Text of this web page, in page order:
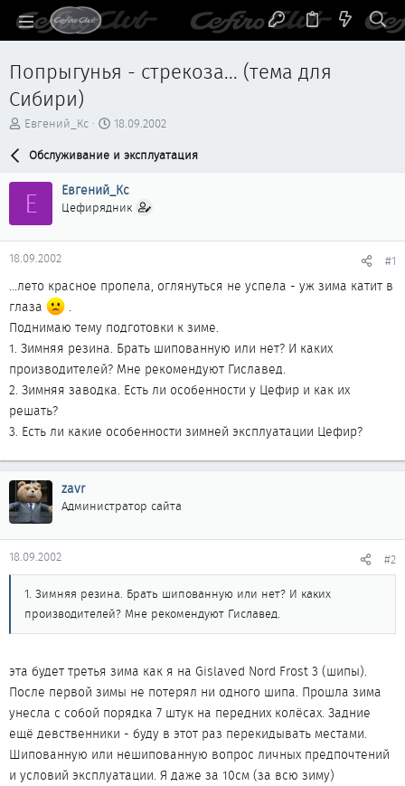
Попрыгунья - стрекоза... (тема для
Сибири)
А
р
м
ы
Евгений_Кс
Д
т
н
а
а
18.09.2002
Обслуживание и эксплуатация
Е Евгений_Кс
Цефирядник
18.09.2002 #1
...лето красное пропела, оглянуться не успела - уж зима катит в
глаза
.
Поднимаю тему подготовки к зиме.
1. Зимняя резина. Брать шипованную или нет? И каких
производителей? Мне рекомендуют Гиславед.
2. Зимняя заводка. Есть ли особенности у Цефир и как их
решать?
3. Есть ли какие особенности зимней эксплуатации Цефир?
zavr
Администратор сайта
18.09.2002 #2
1. Зимняя резина. Брать шипованную или нет? И каких
производителей? Мне рекомендуют Гиславед.
эта будет третья зима как я на Gislaved Nord Frost 3 (шипы).
После первой зимы не потерял ни одного шипа. Прошла зима
унесла с собой порядка 7 штук на передних колёсах. Задние
ещё девственники - буду в этот раз перекидывать местами.
Шипованную или нешипованную вопрос личных предпочтений
и условий эксплуатации. Я даже за 10см (за всю зиму)